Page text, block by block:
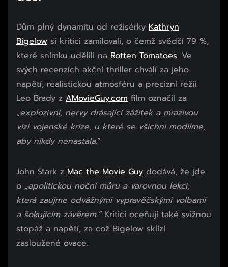
Dům plný dynamitu od režisérky Kathryn
Bigelow si kritici zamilovali, o čemž svědčí 79 %,
které snímku udělili na Rotten Tomatoes. Ve
svých recenzích akční thriller chválí za jeho
napětí, realistickou atmosféru a precizní režii.
Leo Brady z AMovieGuy.com film označil za
„explozivní, nervy drásající zážitek a mrazivou
vizi vojenské krize, u které se všichni modlíme,
aby nikdy nenastala.“
John Stark z Mac the Movie Guy dodává, že jde
o „apolitickou noční můru a varovnou lekci,
která zaujme odvážnými vypravěčskými volbami
a šokujícím závěrem.“Kritici oceňují také svižnou
stopáž a napětí, za což Bigelow sklízí
zasloužené ovace.